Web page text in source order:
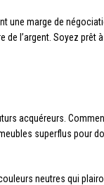
une marge de
l’argent. Soyez
acquéreurs.
superflus pour
neutres qui